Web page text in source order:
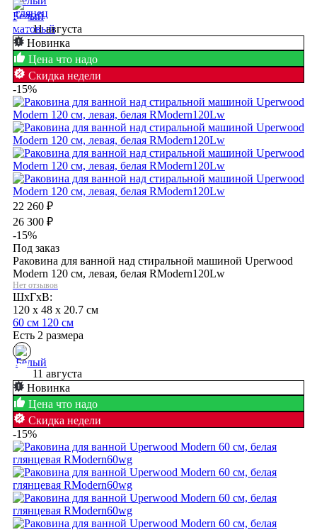
11 августа
Новинка
Цена что надо
Скидка недели
-15%
22 260 ₽
26 300 ₽
-15%
Под заказ
Раковина для ванной над стиральной машиной Uperwood
Modern 120 см, левая, белая RModern120Lw
Нет отзывов
ШхГхВ:
120 x 48 x 20.7 см
60 см 120 см
Есть 2 размера
11 августа
Новинка
Цена что надо
Скидка недели
-15%